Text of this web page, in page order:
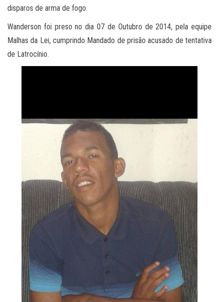
disparos de arma de fogo.
Wanderson foi preso no dia 07 de Outubro de 2014, pela equipe
Malhas da Lei, cumprindo Mandado de prisão acusado de tentativa
de Latrocínio.